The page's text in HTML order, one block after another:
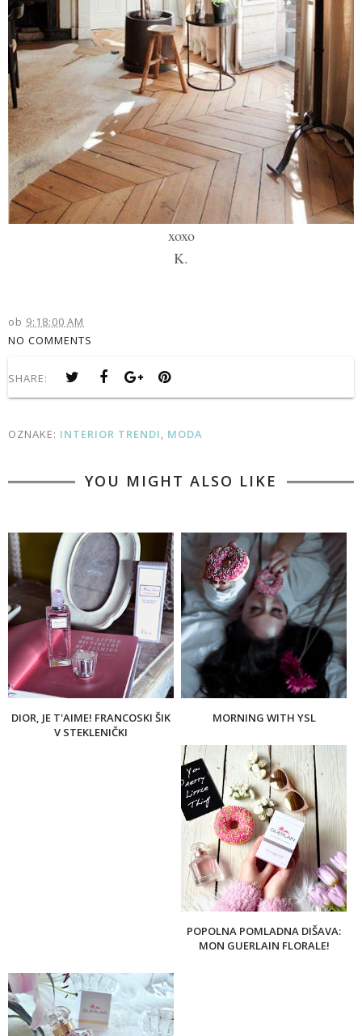
xoxo
K.
ob 9:18:00 AM
NO COMMENTS
SHARE:
OZNAKE: INTERIOR TRENDI, MODA
YOU MIGHT ALSO LIKE
DIOR, JE T'AIME! FRANCOSKI ŠIK
V STEKLENIČKI
MORNING WITH YSL
POPOLNA POMLADNA DIŠAVA:
MON GUERLAIN FLORALE!